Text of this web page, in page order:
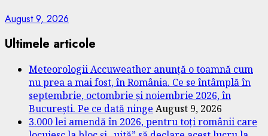
August 9, 2026
Ultimele articole
Meteorologii Accuweather anunță o toamnă cum
nu prea a mai fost, în România. Ce se întâmplă în
septembrie, octombrie și noiembrie 2026, în
București. Pe ce dată ninge August 9, 2026
3.000 lei amendă în 2026, pentru toți românii care